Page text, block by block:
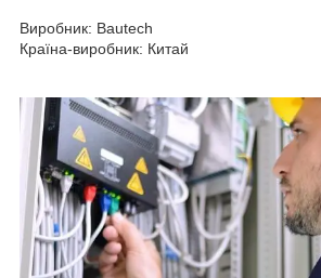
Виробник: Bautech
Країна-виробник: Китай